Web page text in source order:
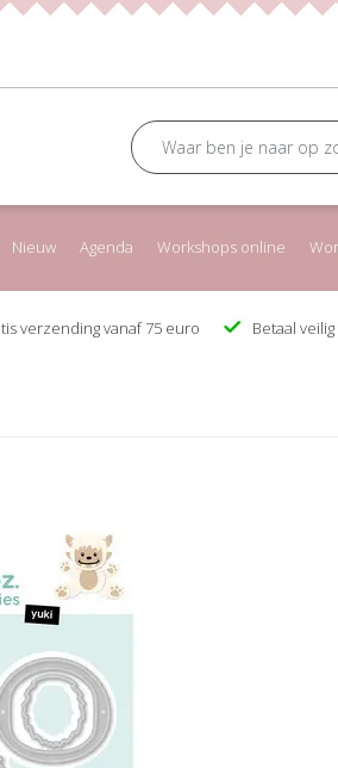
Nieuw Agenda Workshops online
verzending vanaf 75 euro Betaal